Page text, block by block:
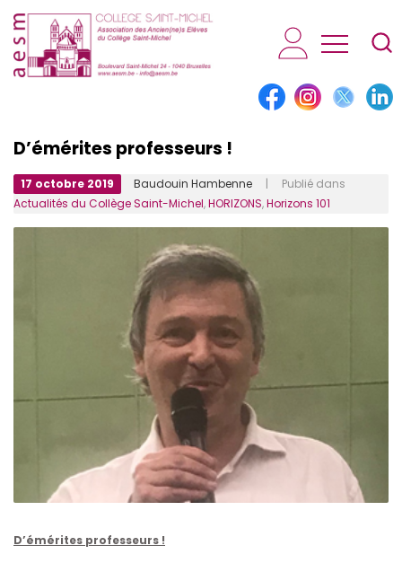
AESM...
D’émérites professeurs !
17 octobre 2019 Baudouin Hambenne | Publié dans
Actualités du Collège Saint-Michel,HORIZONS,Horizons 101
D’émérites professeurs !